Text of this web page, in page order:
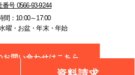
番号 0566-93-9244
間：10:00～17:00
曜・お盆・年末・年始
お問い合わせはこちら